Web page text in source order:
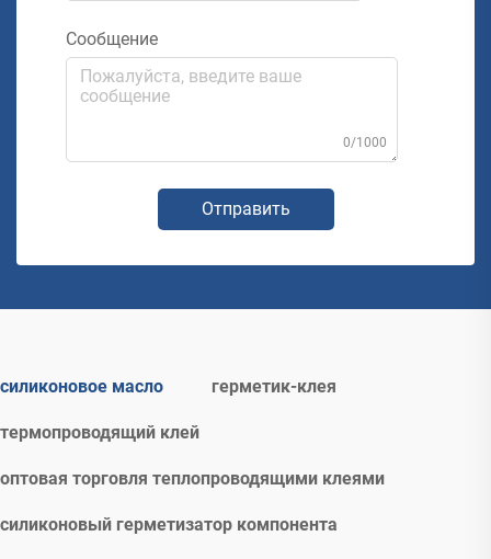
Сообщение
0/1000
Отправить
силиконовое масло герметик-клея
термопроводящий клей
оптовая торговля теплопроводящими клеями
силиконовый герметизатор компонента